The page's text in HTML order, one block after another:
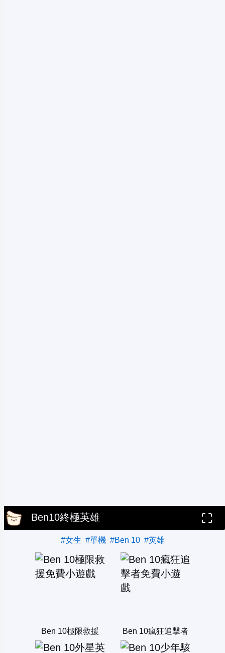
Ben10終極英雄
#女生 #單機 #Ben 10 #英雄
Ben 10極限救援 Ben 10瘋狂追擊者